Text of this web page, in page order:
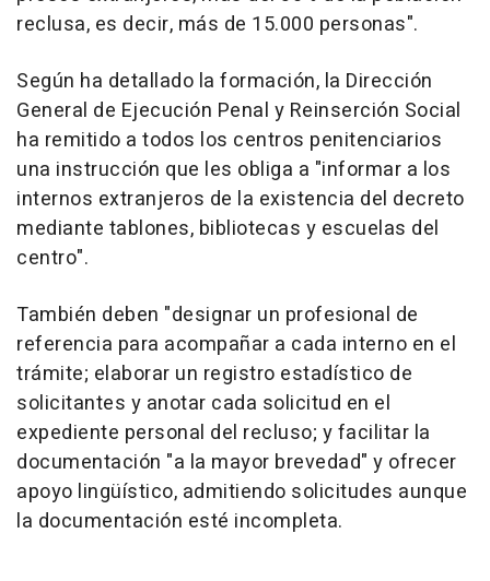
reclusa, es decir, más de 15.000 personas".
Según ha detallado la formación, la Dirección
General de Ejecución Penal y Reinserción Social
ha remitido a todos los centros penitenciarios
una instrucción que les obliga a "informar a los
internos extranjeros de la existencia del decreto
mediante tablones, bibliotecas y escuelas del
centro".
También deben "designar un profesional de
referencia para acompañar a cada interno en el
trámite; elaborar un registro estadístico de
solicitantes y anotar cada solicitud en el
expediente personal del recluso; y facilitar la
documentación "a la mayor brevedad" y ofrecer
apoyo lingüístico, admitiendo solicitudes aunque
la documentación esté incompleta.